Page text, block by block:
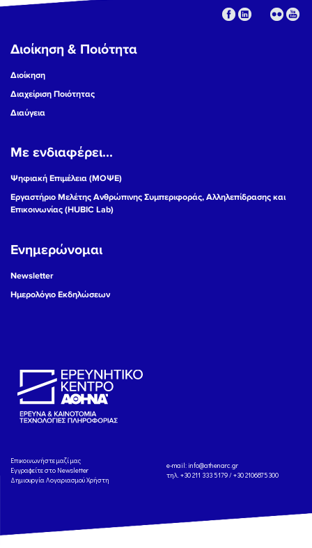
Διοίκηση & Ποιότητα
Διοίκηση
Διαχείριση Ποιότητας
Διαύγεια
Με ενδιαφέρει...
Ψηφιακή Επιμέλεια (ΜΟΨΕ)
Εργαστήριο Μελέτης Ανθρώπινης Συμπεριφοράς, Αλληλεπίδρασης και
Επικοινωνίας (HUBIC Lab)
Ενημερώνομαι
Newsletter
Ημερολόγιο Εκδηλώσεων
Eπικοινωνήστε μαζί μας
Εγγραφείτε στο Newsletter
Δημιουργία Λογαριασμού Χρήστη
e-mail: info@athenarc.gr
τηλ. +30 211 333 5179 / +30 2106875300